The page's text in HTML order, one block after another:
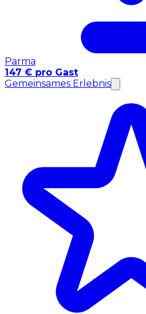
Parma
147 € pro Gast
Gemeinsames Erlebnis